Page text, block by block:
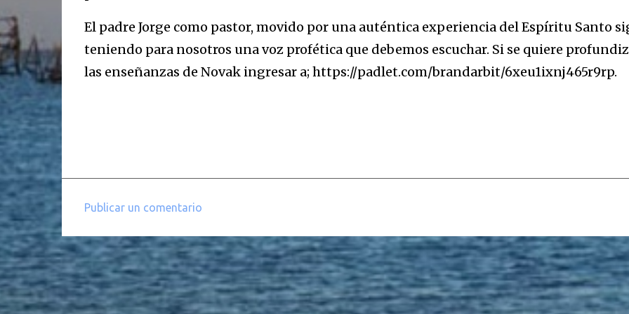
El padre Jorge como pastor, movido por una auténtica experiencia del Espíritu Santo
teniendo para nosotros una voz profética que debemos escuchar. Si se quiere
las enseñanzas de Novak ingresar a; https://padlet.com/brandarbit/6xeu1ixnj465r9rp.
o
m
e
n
Publicar un comentario